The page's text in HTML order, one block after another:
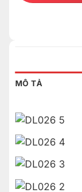
MÔ TẢ